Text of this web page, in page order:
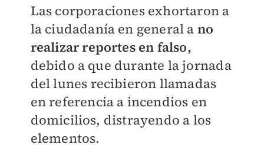
Las corporaciones exhortaron a
la ciudadanía en general a no
realizar reportes en falso,
debido a que durante la jornada
del lunes recibieron llamadas
en referencia a incendios en
domicilios, distrayendo a los
elementos.